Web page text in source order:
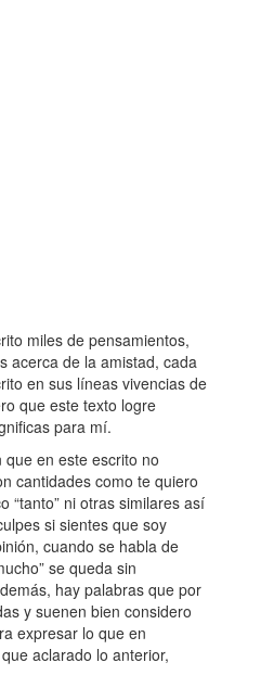
miles de pensamientos,
acerca de la amistad, cada
en sus líneas vivencias de
que este texto logre
para mí.
en este escrito no
cantidades como te quiero
“tanto” ni otras similares así
si sientes que soy
cuando se habla de
se queda sin
hay palabras que por
y suenen bien considero
expresar lo que en
aclarado lo anterior,